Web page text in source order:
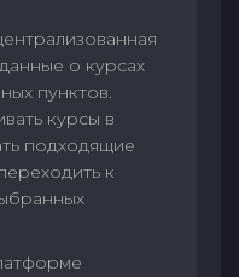
о курсах
пунктов.
курсы в
подходящие
к